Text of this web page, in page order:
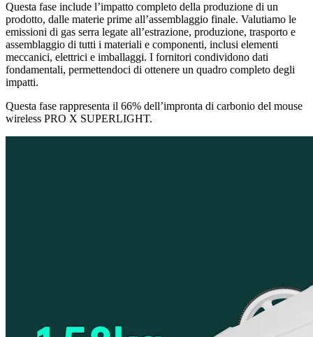
Questa fase include l’impatto completo della produzione di un
prodotto, dalle materie prime all’assemblaggio finale. Valutiamo le
emissioni di gas serra legate all’estrazione, produzione, trasporto e
assemblaggio di tutti i materiali e componenti, inclusi elementi
meccanici, elettrici e imballaggi. I fornitori condividono dati
fondamentali, permettendoci di ottenere un quadro completo degli
impatti.
Questa fase rappresenta il 66% dell’impronta di carbonio del mouse
wireless PRO X SUPERLIGHT.